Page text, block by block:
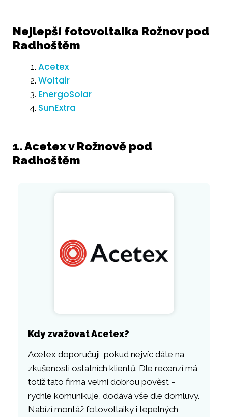
Nejlepší fotovoltaika Rožnov pod
Radhoštěm
Acetex
Woltair
EnergoSolar
SunExtra
1. Acetex v Rožnově pod
Radhoštěm
Kdy zvažovat Acetex?
Acetex doporučuji, pokud nejvíc dáte na
zkušenosti ostatních klientů. Dle recenzí má
totiž tato firma velmi dobrou pověst –
rychle komunikuje, dodává vše dle domluvy.
Nabízí montáž fotovoltaiky i tepelných